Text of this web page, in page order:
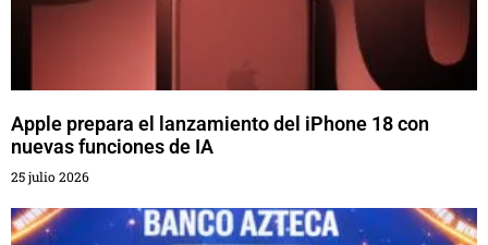
Apple prepara el lanzamiento del iPhone 18 con
nuevas funciones de IA
25 julio 2026